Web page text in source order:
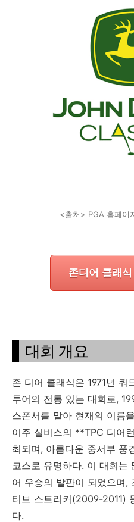
<출처> PGA 홈페이
존디어 클래식
대회 개요
존 디어 클래식은 1971년 쿼
투어의 전통 있는 대회로,
스폰서를 맡아 현재의 이름
이주 실비스의 **TPC 디어
최되며, 아름다운 중서부 풍
코스로 유명하다. 이 대회는
어 우승의 발판이 되었으며,
티브 스트리커(2009-2011)
다.